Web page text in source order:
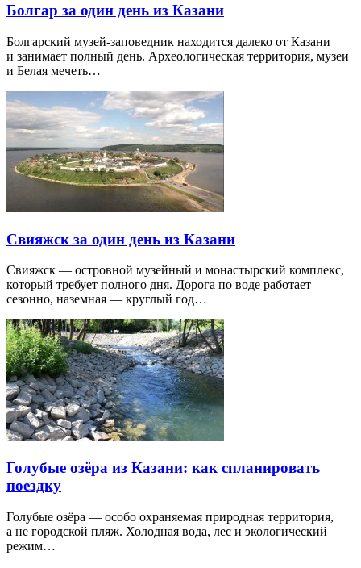
Болгар за один день из Казани
Болгарский музей-заповедник находится далеко от Казани
и занимает полный день. Археологическая территория, музеи
и Белая мечеть…
Свияжск за один день из Казани
Свияжск — островной музейный и монастырский комплекс,
который требует полного дня. Дорога по воде работает
сезонно, наземная — круглый год…
Голубые озёра из Казани: как спланировать
поездку
Голубые озёра — особо охраняемая природная территория,
а не городской пляж. Холодная вода, лес и экологический
режим…